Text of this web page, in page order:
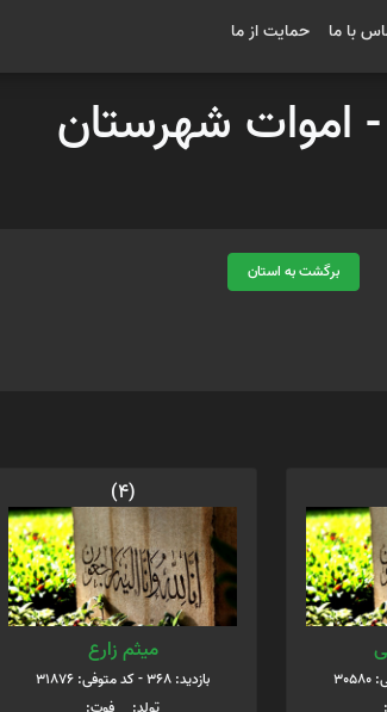
با ما حمایت از ما
- اموات شهرستان
برگشت به استان
(4)
میثم زارع
بازدید: 368 - کد متوفی: 31876